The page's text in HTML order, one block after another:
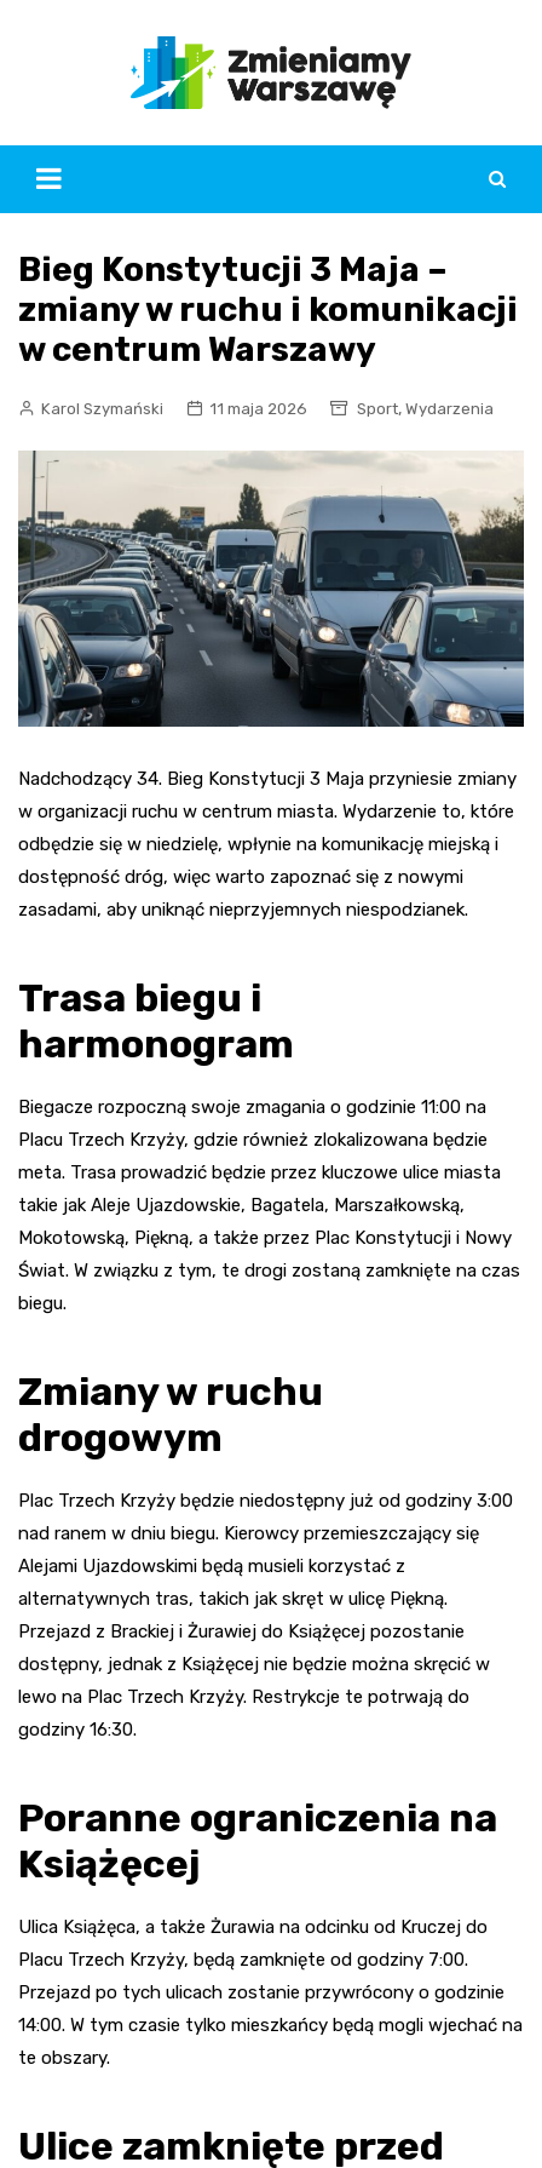
Bieg Konstytucji 3 Maja –
zmiany w ruchu i komunikacji
w centrum Warszawy
Karol Szymański 11 maja 2026 Sport, Wydarzenia
Nadchodzący 34. Bieg Konstytucji 3 Maja przyniesie zmiany
w organizacji ruchu w centrum miasta. Wydarzenie to, które
odbędzie się w niedzielę, wpłynie na komunikację miejską i
dostępność dróg, więc warto zapoznać się z nowymi
zasadami, aby uniknąć nieprzyjemnych niespodzianek.
Trasa biegu i
harmonogram
Biegacze rozpoczną swoje zmagania o godzinie 11:00 na
Placu Trzech Krzyży, gdzie również zlokalizowana będzie
meta. Trasa prowadzić będzie przez kluczowe ulice miasta
takie jak Aleje Ujazdowskie, Bagatela, Marszałkowską,
Mokotowską, Piękną, a także przez Plac Konstytucji i Nowy
Świat. W związku z tym, te drogi zostaną zamknięte na czas
biegu.
Zmiany w ruchu
drogowym
Plac Trzech Krzyży będzie niedostępny już od godziny 3:00
nad ranem w dniu biegu. Kierowcy przemieszczający się
Alejami Ujazdowskimi będą musieli korzystać z
alternatywnych tras, takich jak skręt w ulicę Piękną.
Przejazd z Brackiej i Żurawiej do Książęcej pozostanie
dostępny, jednak z Książęcej nie będzie można skręcić w
lewo na Plac Trzech Krzyży. Restrykcje te potrwają do
godziny 16:30.
Poranne ograniczenia na
Książęcej
Ulica Książęca, a także Żurawia na odcinku od Kruczej do
Placu Trzech Krzyży, będą zamknięte od godziny 7:00.
Przejazd po tych ulicach zostanie przywrócony o godzinie
14:00. W tym czasie tylko mieszkańcy będą mogli wjechać na
te obszary.
Ulice zamknięte przed